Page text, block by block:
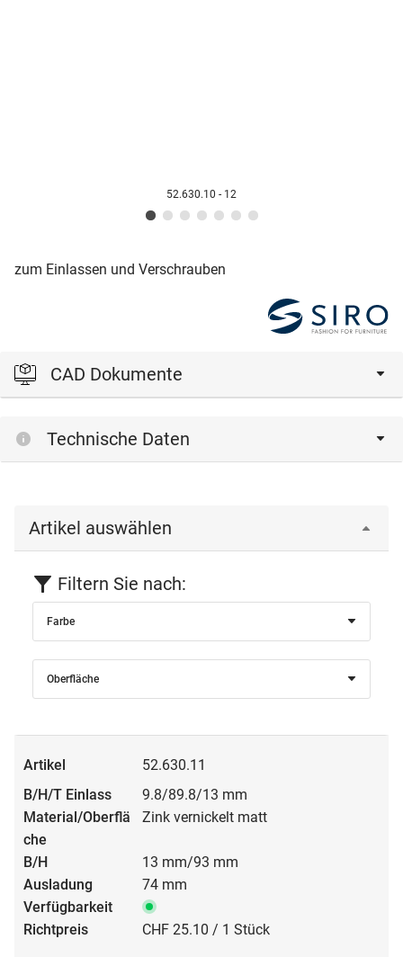
52.630.10 - 12
zum Einlassen und Verschrauben
CAD Dokumente
herunterladen zu können.
Technische Daten
Artikel auswählen
Filtern Sie nach:
Farbe
Oberfläche
52.630.11
9.8/89.8/13 mm
Zink vernickelt matt
13 mm/93 mm
74 mm
CHF 25.10 / 1 Stück